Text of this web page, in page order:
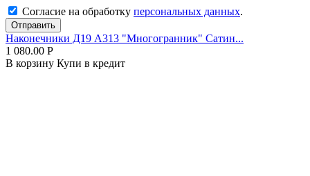
Согласие на обработку персональных данных.
Отправить
Наконечники Д19 А313 "Многогранник" Сатин...
1 080.00 Р
В корзину Купи в кредит